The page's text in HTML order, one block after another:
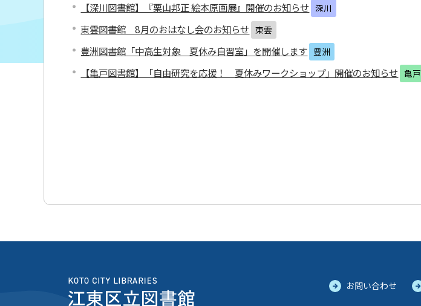
【深川図書館】『栗山邦正 絵本原画展』開催のお知らせ 深川
東雲図書館 8月のおはなし会のお知らせ 東雲
豊洲図書館「中高生対象 夏休み自習室」を開催します 豊洲
【亀戸図書館】「自由研究を応援！ 夏休みワークショップ」開催のお知らせ 亀戸
お問い合わせ